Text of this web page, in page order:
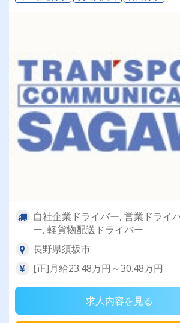
自社企業ドライバー, 営業ドライ
ー, 軽貨物配送ドライバー
長野県須坂市
[正]月給23.48万円～30.48万円
求人内容を見る